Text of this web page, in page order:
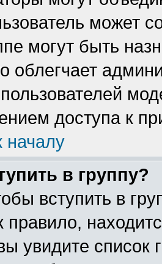
может
могут быть
облегчает
пользователей
доступа к
началу
в группу?
вступить в
правило,
увидите список